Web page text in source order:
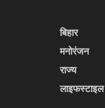
बिहार
मनोरंजन
राज्य
लाइफस्टाइल